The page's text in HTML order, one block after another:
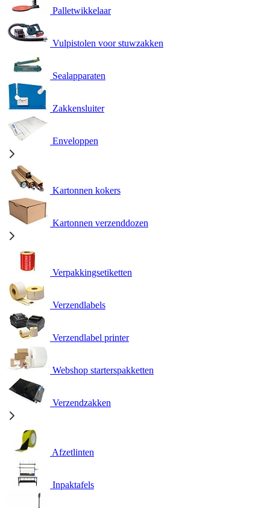
Palletwikkelaar
Vulpistolen voor stuwzakken
Sealapparaten
Zakkensluiter
Enveloppen
Kartonnen kokers
Kartonnen verzenddozen
Verpakkingsetiketten
Verzendlabels
Verzendlabel printer
Webshop starterspakketten
Verzendzakken
Afzetlinten
Inpaktafels